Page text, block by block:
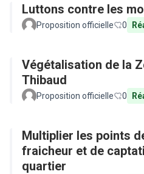
Luttons contre les
Proposition officielle 0
Végétalisation de la
Thibaud
Proposition officielle 0
Multiplier les points
fraicheur et de
quartier